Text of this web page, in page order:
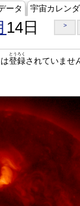
ータ 宇宙カレン
14日 >
登録
とうろく
されていませ